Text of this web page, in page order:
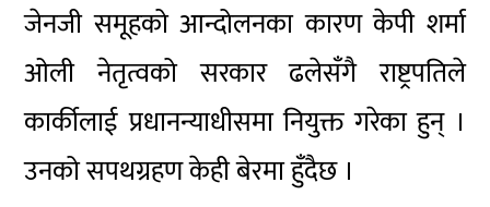
जेनजी समूहको आन्दोलनका कारण केपी शर्मा
ओली नेतृत्वको सरकार ढलेसँगै राष्ट्रपतिले
कार्कीलाई प्रधानन्याधीसमा नियुक्त गरेका हुन् ।
उनको सपथग्रहण केही बेरमा हुँदैछ ।